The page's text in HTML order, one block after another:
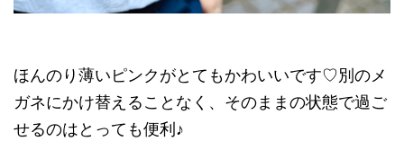
ほんのり薄いピンクがとてもかわいいです♡別のメ
ガネにかけ替えることなく、そのままの状態で過ご
せるのはとっても便利♪